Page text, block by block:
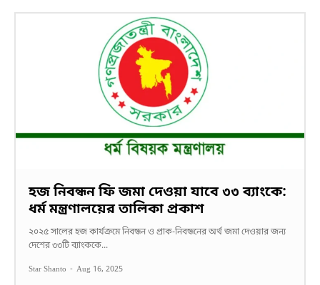
হজ নিবন্ধন ফি জমা দেওয়া যাবে ৩৩ ব্যাংকে:
ধর্ম মন্ত্রণালয়ের তালিকা প্রকাশ
২০২৫ সালের হজ কার্যক্রমে নিবন্ধন ও প্রাক-নিবন্ধনের অর্থ জমা দেওয়ার জন্য
দেশের ৩৩টি ব্যাংককে...
Star Shanto - Aug 16, 2025